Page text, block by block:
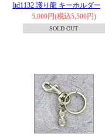
ltd1132 護り龍 キーホルダー
5,000円(税込5,500円)
SOLD OUT